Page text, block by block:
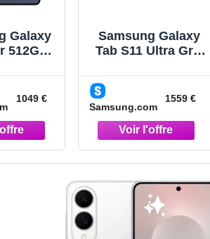
Galaxy
512Go
1049 €
Samsung Galaxy
Tab S11 Ultra Gris
Samsung.com
1559 €